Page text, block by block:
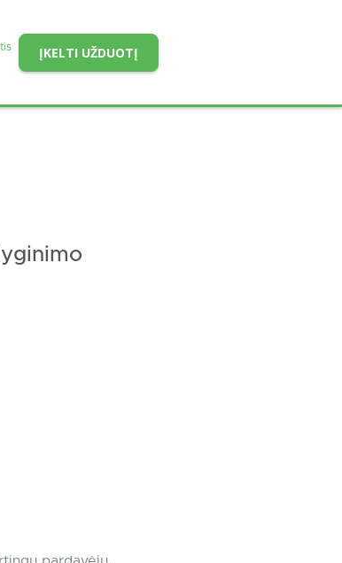
ĮKELTI UŽDUOTĮ